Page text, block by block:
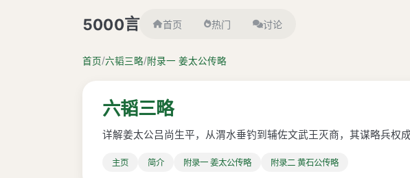
5000言 首页 热门 讨论
首页/六韬三略/附录一 姜太公传略
六韬三略
详解姜太公吕尚生平，从渭水垂钓到辅佐文武王灭商，其谋略兵权
主页 简介 附录一 姜太公传略 附录二 黄石公传略